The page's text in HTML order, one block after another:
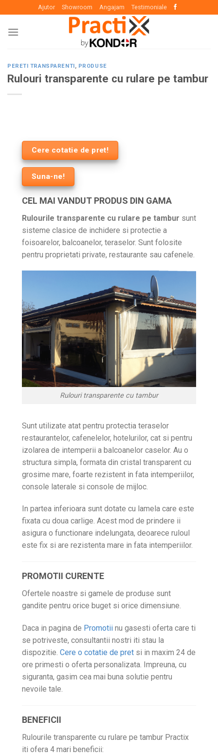
content
Ajutor Showroom Angajam Testimoniale
PERETI TRANSPARENTI, PRODUSE
Rulouri transparente cu rulare pe tambur
Cere cotatie de pret!
Suna-ne!
CEL MAI VANDUT PRODUS DIN GAMA
Rulourile transparente cu rulare pe tambur sunt
sisteme clasice de inchidere si protectie a
foisoarelor, balcoanelor, teraselor. Sunt folosite
pentru proprietati private, restaurante sau cafenele.
Rulouri transparente cu tambur
Sunt utilizate atat pentru protectia teraselor
restaurantelor, cafenelelor, hotelurilor, cat si pentru
izolarea de intemperii a balcoanelor caselor. Au o
structura simpla, formata din cristal transparent cu
grosime mare, foarte rezistent in fata intemperiilor,
console laterale si console de mijloc.
In partea inferioara sunt dotate cu lamela care este
fixata cu doua carlige. Acest mod de prindere ii
asigura o functionare indelungata, deoarece ruloul
este fix si are rezistenta mare in fata intemperiilor.
PROMOTII CURENTE
Ofertele noastre si gamele de produse sunt
gandite pentru orice buget si orice dimensiune.
Daca in pagina de Promotii nu gasesti oferta care ti
se potriveste, consultantii nostri iti stau la
dispozitie. Cere o cotatie de pret si in maxim 24 de
ore primesti o oferta personalizata. Impreuna, cu
siguranta, gasim cea mai buna solutie pentru
nevoile tale.
BENEFICII
Rulourile transparente cu rulare pe tambur Practix
iti ofera 4 mari beneficii: